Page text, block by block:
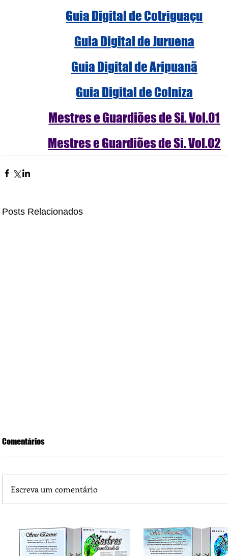
Guia Digital de Cotriguaçu
Guia Digital de Juruena
Guia Digital de Aripuanã
Guia Digital de Colniza
Mestres e Guardiões de Si. Vol.01
Mestres e Guardiões de Si. Vol.02
Posts Relacionados
Comentários
Escreva um comentário